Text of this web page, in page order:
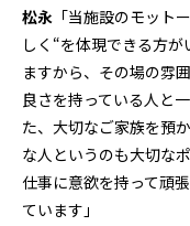
松永 「当施設のモット
しく“を体現できる方
ますから、その場の雰
良さを持っている人と
た、大切なご家族を預
な人というのも大切な
仕事に意欲を持って頑
ています」